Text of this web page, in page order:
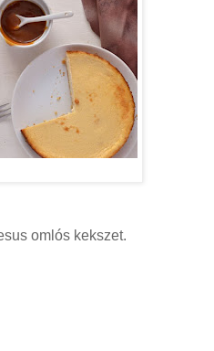
omlós kekszet.